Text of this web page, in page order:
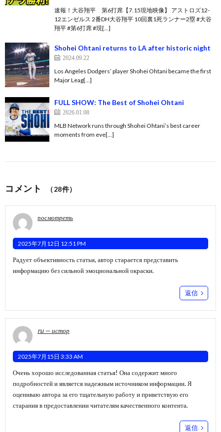
速報！大谷翔平 第6打席【7.15現地映像】 アストロズ12-
12エンゼルス 2番DH大谷翔平 10回裏1死ランナー2塁 #大谷
翔平 #第6打席 #現[…]
Shohei Ohtani returns to LA after historic night
2024.09.22
Los Angeles Dodgers’ player Shohei Ohtani became the first
Major Leag[…]
FULL SHOW: The Best of Shohei Ohtani
2026.01.08
MLB Network runs through Shohei Ohtani’s best career
moments from eve[…]
コメント （28件）
посмотреть
2025年7月12日 12:51 PM
Радует объективность статьи, автор старается представить
информацию без сильной эмоциональной окраски.
返信
ru — истор
2025年7月15日 3:33 AM
Очень хорошо исследованная статья! Она содержит много
подробностей и является надежным источником информации. Я
оцениваю автора за его тщательную работу и приветствую его
старания в предоставлении читателям качественного контента.
返信